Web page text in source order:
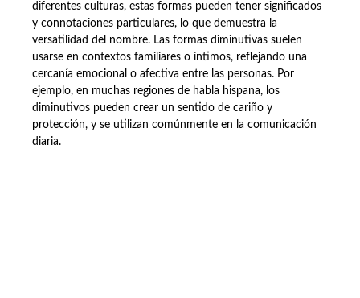
diferentes culturas, estas formas pueden tener significados
y connotaciones particulares, lo que demuestra la
versatilidad del nombre. Las formas diminutivas suelen
usarse en contextos familiares o íntimos, reflejando una
cercanía emocional o afectiva entre las personas. Por
ejemplo, en muchas regiones de habla hispana, los
diminutivos pueden crear un sentido de cariño y
protección, y se utilizan comúnmente en la comunicación
diaria.